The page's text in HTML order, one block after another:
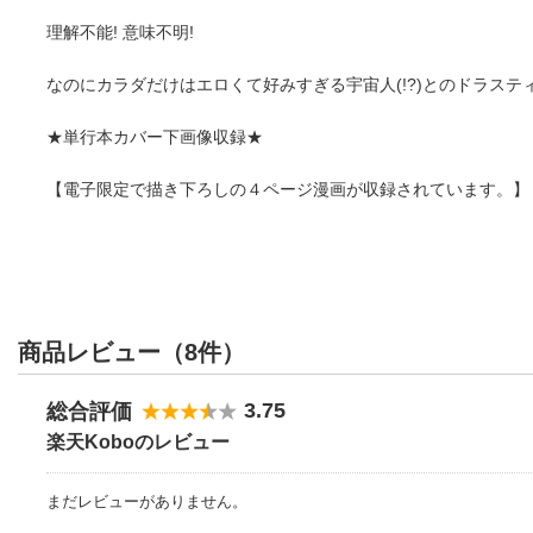
理解不能! 意味不明!
なのにカラダだけはエロくて好みすぎる宇宙人(!?)とのドラステ
★単行本カバー下画像収録★
【電子限定で描き下ろしの４ページ漫画が収録されています。】
商品レビュー（8件）
総合評価 3.75
楽天Koboのレビュー
まだレビューがありません。